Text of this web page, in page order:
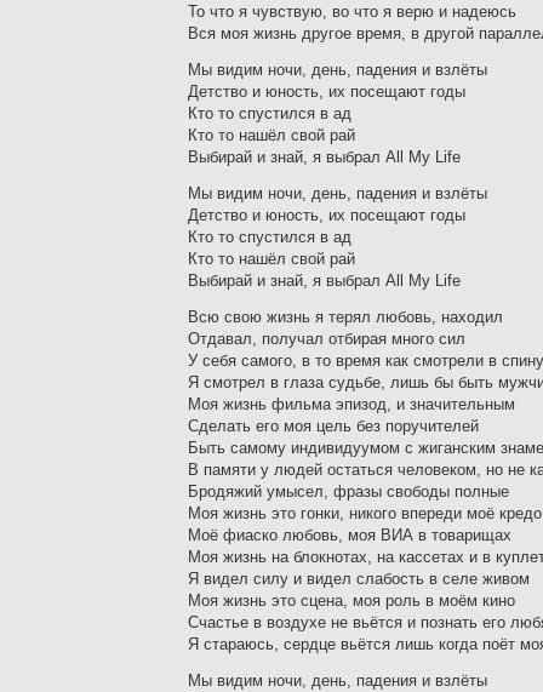
То что я чувствую, во что я верю и надеюсь
Вся моя жизнь другое время, в другой
Мы видим ночи, день, падения и взлёты
Детство и юность, их посещают годы
Кто то спустился в ад
Кто то нашёл свой рай
Выбирай и знай, я выбрал All My Life
Мы видим ночи, день, падения и взлёты
Детство и юность, их посещают годы
Кто то спустился в ад
Кто то нашёл свой рай
Выбирай и знай, я выбрал All My Life
Всю свою жизнь я терял любовь, находил
Отдавал, получал отбирая много сил
У себя самого, в то время как смотрели в спину
Я смотрел в глаза судьбе, лишь бы быть
Моя жизнь фильма эпизод, и значительным
Сделать его моя цель без поручителей
Быть самому индивидуумом с жиганским
В памяти у людей остаться человеком, но не
Бродяжий умысел, фразы свободы полные
Моя жизнь это гонки, никого впереди моё кредо
Моё фиаско любовь, моя ВИА в товарищах
Моя жизнь на блокнотах, на кассетах и в
Я видел силу и видел слабость в селе живом
Моя жизнь это сцена, моя роль в моём кино
Счастье в воздухе не вьётся и познать его
Я стараюсь, сердце вьётся лишь когда поёт
Мы видим ночи, день, падения и взлёты